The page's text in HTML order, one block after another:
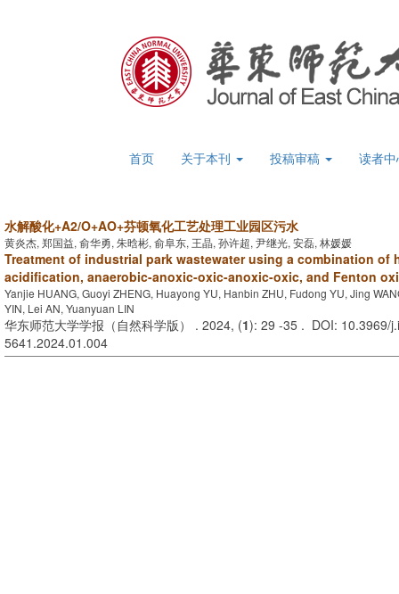
首页 关于本刊 投稿审稿 读者
水解酸化+A2/O+AO+芬顿氧化工艺处理工业园区污水
黄炎杰, 郑国益, 俞华勇, 朱晗彬, 俞阜东, 王晶, 孙许超, 尹继光, 安磊, 林媛媛
Treatment of industrial park wastewater using a combination of
acidification, anaerobic-anoxic-oxic-anoxic-oxic, and Fenton
Yanjie HUANG, Guoyi ZHENG, Huayong YU, Hanbin ZHU, Fudong YU, Jing
YIN, Lei AN, Yuanyuan LIN
华东师范大学学报（自然科学版） . 2024, (1): 29 -35 . DOI: 10.3969/
5641.2024.01.004